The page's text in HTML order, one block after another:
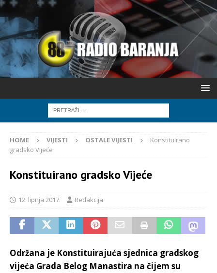
HOME VIJESTI OSTALE VIJESTI
Konstituirano
gradsko Vijeće
Konstituirano gradsko Vijeće
12. lipnja 2017. Redakcija
Održana je Konstituirajuća sjednica gradskog
vijeća Grada Belog Manastira na čijem su